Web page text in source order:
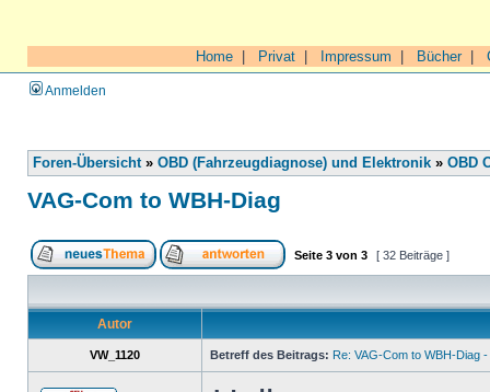
Home Privat Impressum Bücher|
Anmelden
Foren-Übersicht» OBD (Fahrzeugdiagnose) und Elektronik » OBD
VAG-Com to WBH-Diag
Seite 3 von 3 [ 32 Beiträge ]
Autor
VW_1120 Betreff des Beitrags: Re: VAG-Com to WBH-Diag